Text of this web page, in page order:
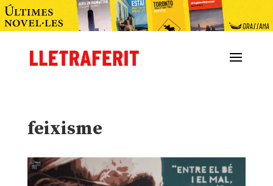
feixisme